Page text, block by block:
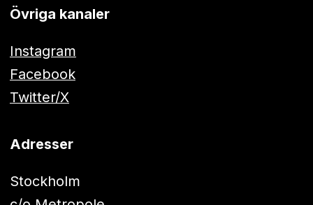
Övriga kanaler
Instagram
Facebook
Twitter/X
Adresser
Stockholm